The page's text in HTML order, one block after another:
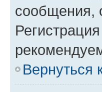
сообщения,
Вернуться